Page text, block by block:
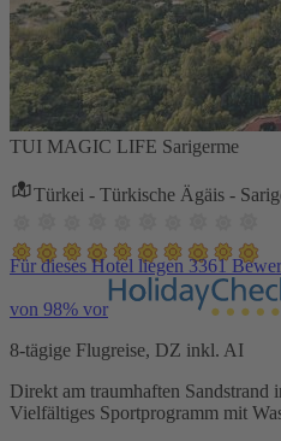
TUI MAGIC LIFE Sarigerme
Türkei - Türkische Ägäis -
Für dieses Hotel liegen 3361
von 98% vor
8-tägige Flugreise, DZ inkl. AI
Direkt am traumhaften Sandstrand
Vielfältiges Sportprogramm mit